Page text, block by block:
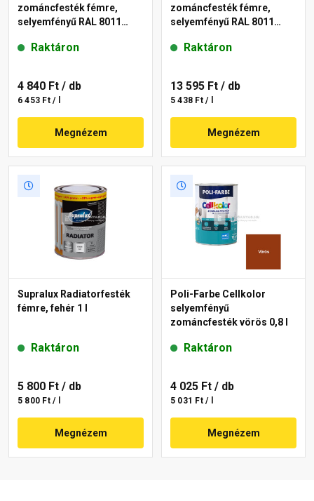
zománcfesték fémre,
selyemfényű RAL 8011
Raktáron
4 840 Ft / db
6 453 Ft / l
Megnézem
zománcfesték fémre,
selyemfényű RAL 8011
Raktáron
13 595 Ft / db
5 438 Ft / l
Megnézem
Supralux Radiatorfesték
fémre, fehér 1 l
Raktáron
5 800 Ft / db
5 800 Ft / l
Megnézem
Poli-Farbe Cellkolor
selyemfényű
zománcfesték vörös 0,8 l
Raktáron
4 025 Ft / db
5 031 Ft / l
Megnézem